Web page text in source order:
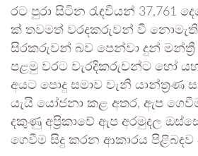
රට පුරා සිටින රැඳවියන් 37,761
ක් තවමත් වරදකරුවන් වී නොමැති
සිරකරුවන් බව පෙන්වා දුන් මන්ත්‍රී
පළමු වරට වැරදිකරුවන්ට හෝ
අයට පොදු සමාව වැනි යාන්ත්‍රණ
යැයි යෝජනා කළ අතර, ඇප
දකුණු අප්‍රිකාවේ ඇප අරමුදල
ගෙවීම සිදු කරන ආකාරය පිළිබඳව